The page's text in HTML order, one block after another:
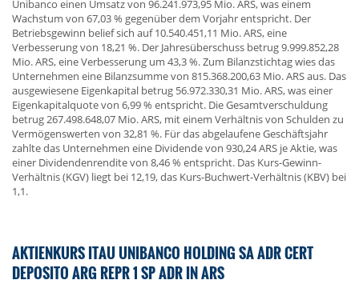
Unibanco einen Umsatz von 96.241.973,95 Mio. ARS, was einem
Wachstum von 67,03 % gegenüber dem Vorjahr entspricht. Der
Betriebsgewinn belief sich auf 10.540.451,11 Mio. ARS, eine
Verbesserung von 18,21 %. Der Jahresüberschuss betrug 9.999.852,28
Mio. ARS, eine Verbesserung um 43,3 %. Zum Bilanzstichtag wies das
Unternehmen eine Bilanzsumme von 815.368.200,63 Mio. ARS aus. Das
ausgewiesene Eigenkapital betrug 56.972.330,31 Mio. ARS, was einer
Eigenkapitalquote von 6,99 % entspricht. Die Gesamtverschuldung
betrug 267.498.648,07 Mio. ARS, mit einem Verhältnis von Schulden zu
Vermögenswerten von 32,81 %. Für das abgelaufene Geschäftsjahr
zahlte das Unternehmen eine Dividende von 930,24 ARS je Aktie, was
einer Dividendenrendite von 8,46 % entspricht. Das Kurs-Gewinn-
Verhältnis (KGV) liegt bei 12,19, das Kurs-Buchwert-Verhältnis (KBV) bei
1,1.
AKTIENKURS ITAU UNIBANCO HOLDING SA ADR CERT
DEPOSITO ARG REPR 1 SP ADR IN ARS